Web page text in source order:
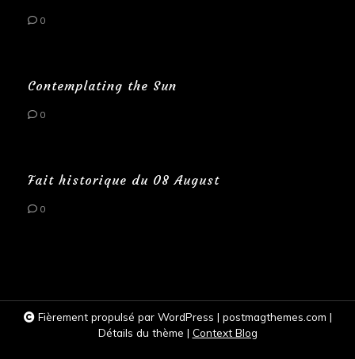
0
Contemplating the Sun
0
Fait historique du 08 August
0
Fièrement propulsé par WordPress | postmagthemes.com |
Détails du thème | Context Blog